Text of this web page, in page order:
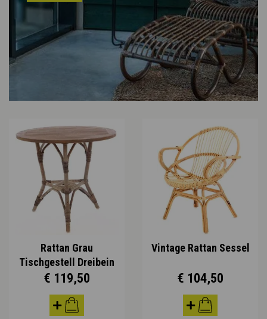
Rattan Grau
Tischgestell Dreibein
€ 119,50
Vintage Rattan Sessel
€ 104,50